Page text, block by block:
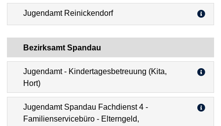
Jugendamt Reinickendorf
Bezirksamt Spandau
Jugendamt - Kindertagesbetreuung (Kita,
Hort)
Jugendamt Spandau Fachdienst 4 -
Familienservicebüro - Elterngeld,